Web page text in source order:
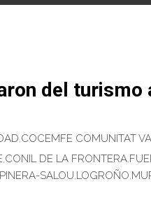
del turismo
,COCEMFE COMUNITAT
,CONIL DE LA FRONTERA,
SALOU,LOGROÑO,